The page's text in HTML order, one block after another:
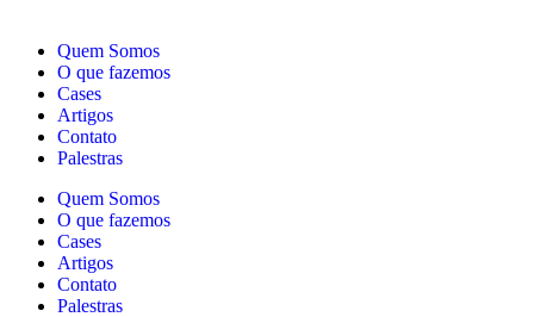
Quem Somos
O que fazemos
Cases
Artigos
Contato
Palestras
Quem Somos
O que fazemos
Cases
Artigos
Contato
Palestras